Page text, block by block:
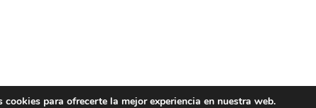
cookies para ofrecerte la mejor experiencia en nuestra web.